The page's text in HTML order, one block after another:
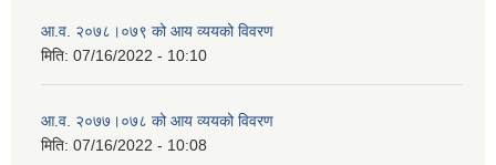
आ.व. २०७८।०७९ को आय व्ययको विवरण
मिति: 07/16/2022 - 10:10
आ.व. २०७७।०७८ को आय व्ययको विवरण
मिति: 07/16/2022 - 10:08